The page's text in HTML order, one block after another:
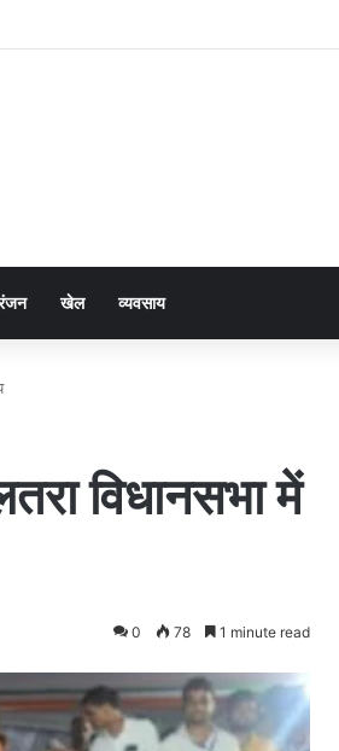
खेल व्यवसाय
विधानसभा में
0 78 1 minute read